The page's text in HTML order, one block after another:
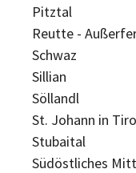
Pitztal
Reutte -
Schwaz
Sillian
Söllandl
St. Johann in
Stubaital
Südöstliches